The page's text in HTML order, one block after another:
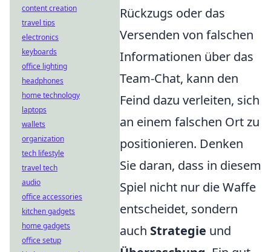
Rückzugs oder das
Versenden von falschen
Informationen über das
Team-Chat, kann den
Feind dazu verleiten, sich
an einem falschen Ort zu
positionieren. Denken
Sie daran, dass in diesem
Spiel nicht nur die Waffe
entscheidet, sondern
auch Strategie und
content creation
travel tips
electronics
keyboards
office lighting
headphones
home technology
laptops
wallets
organization
tech lifestyle
travel tech
audio
office accessories
kitchen gadgets
home gadgets
office setup